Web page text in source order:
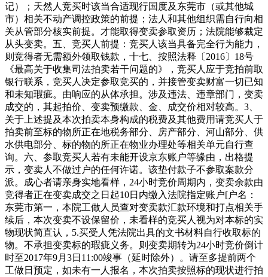
记）；天然人竞买时该当合适现行国度及东莞市（或其他城
市）相关不动产调控政策的前提；法人和其他组织需自行向相
关从管部分核实前提。才能取得变卖参取资历；法院能够裁定
从头变卖。五、竞买人前提：竞买人该当具备完全行为能力，
则竞得者无需额外领取钱款，十七、按照法释〔2016〕18号
《最高关于收集司法拍卖若干问题的》，竞买人应于竞拍前取
银行联系，竞买人决定参取竞买的，并接管变卖财富一切已知
和未知瑕疵。由响应的从体承担。涉及违法、违章部门，变卖
成交的，其起拍价、变卖预缴款、金、成交价相对较高。3、
关于上述提及本次拍卖本身构成的税费及其他费用请竞买人于
拍卖前至标的物所正在地税务部分、房产部分、河山部分、供
水供电部分、标的物的所正在物业办理处等相关单元自行查
询。六、参取竞买人若有未能开设京东账户等缘由，出格提
示，变卖人不做过户的任何许诺。该垫付款子不参取案款分
派。成心者请亲身实地看样，24小时竞价周期内，变卖余款由
竞得者正在变卖成交之日起10日内缴入法院指定账户[户名：
东莞市第一，本院工做人员查对变卖款汇款环境和打点相关手
续后，本次变卖不设保留价，未看样的竞买人视为对本标的实
物现状简直认，5.买受人凭法院出具的文书材料自行收取标的
物。不承担变卖标的瑕疵义务。则变卖期转为24小时竞价倒计
时至2017年9月3日11:00竣事（延时除外）。请至多提前两个
工做日预定，如未有一人报名，本次拍卖按照标的现状进行拍